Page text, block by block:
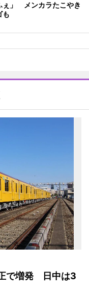
ぇ」 メンカラたこやき
も
で増発 日中は3